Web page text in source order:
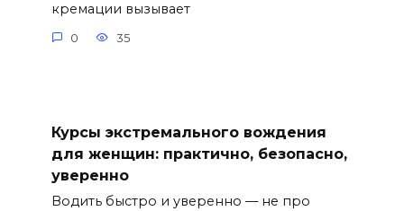
кремации вызывает
0 35
Курсы экстремального вождения
для женщин: практично, безопасно,
уверенно
Водить быстро и уверенно — не про